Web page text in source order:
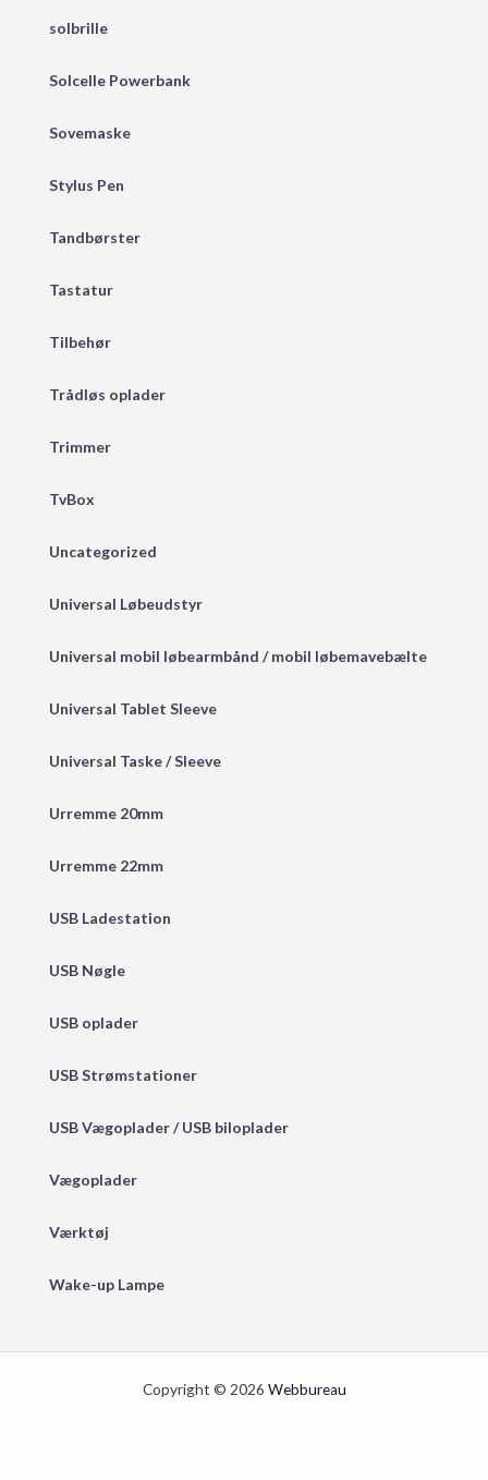
solbrille
Solcelle Powerbank
Sovemaske
Stylus Pen
Tandbørster
Tastatur
Tilbehør
Trådløs oplader
Trimmer
TvBox
Uncategorized
Universal Løbeudstyr
Universal mobil løbearmbånd / mobil løbemavebælte
Universal Tablet Sleeve
Universal Taske / Sleeve
Urremme 20mm
Urremme 22mm
USB Ladestation
USB Nøgle
USB oplader
USB Strømstationer
USB Vægoplader / USB biloplader
Vægoplader
Værktøj
Wake-up Lampe
Copyright © 2026 Webbureau